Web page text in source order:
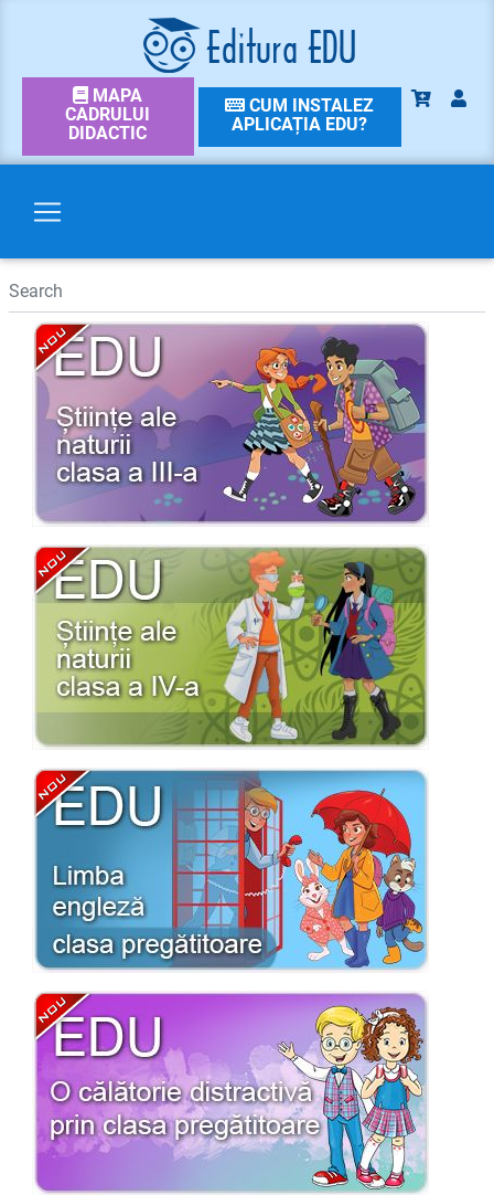
MAPA
CADRULUI
DIDACTIC
CUM INSTALEZ
APLICAȚIA EDU?